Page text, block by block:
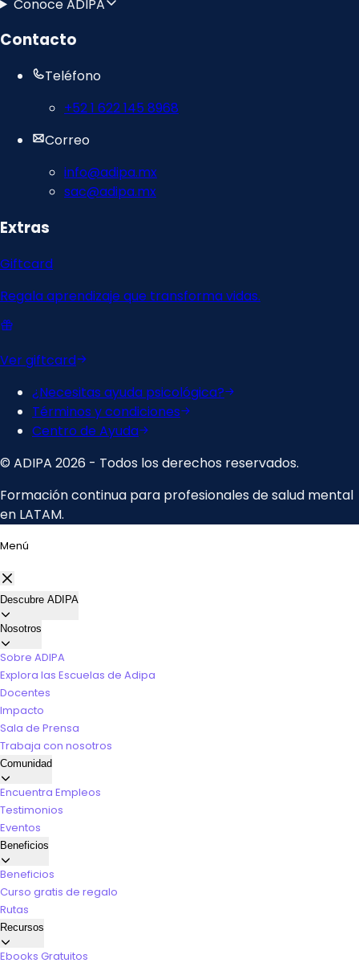
Menú
Descubre ADIPA
Nosotros
Sobre ADIPA
Explora las Escuelas de Adipa
Docentes
Impacto
Sala de Prensa
Trabaja con nosotros
Comunidad
Encuentra Empleos
Testimonios
Eventos
Beneficios
Beneficios
Curso gratis de regalo
Rutas
Recursos
Ebooks Gratuitos